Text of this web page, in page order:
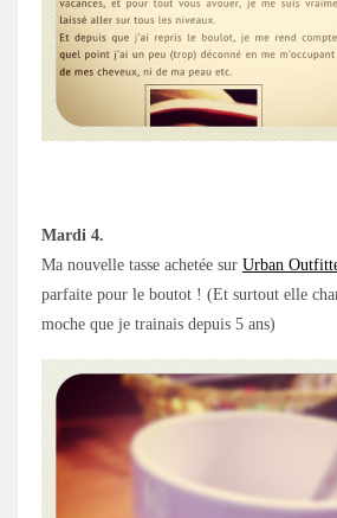
Mardi 4.
Ma nouvelle tasse achetée sur Urban
parfaite pour le boutot ! (Et surtout elle
moche que je trainais depuis 5 ans)